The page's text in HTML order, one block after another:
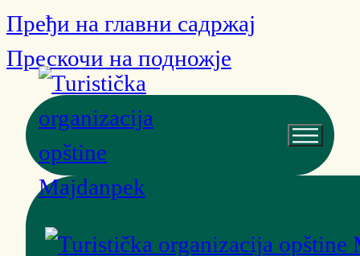
Пређи на главни садржај
Прескочи на подножје